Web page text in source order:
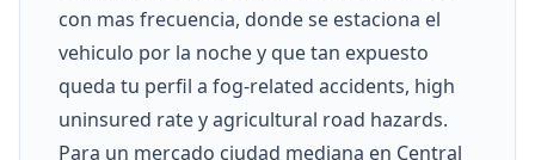
con mas frecuencia, donde se estaciona el
vehiculo por la noche y que tan expuesto
queda tu perfil a fog-related accidents, high
uninsured rate y agricultural road hazards.
Para un mercado ciudad mediana en Central